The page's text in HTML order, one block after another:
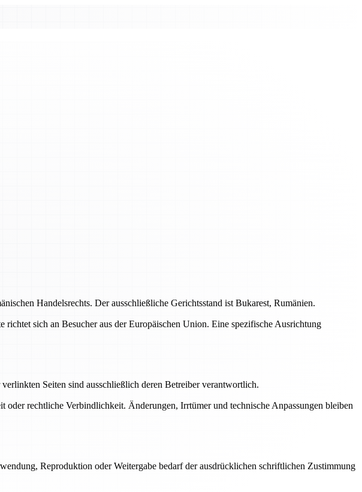
Handelsrechts. Der ausschließliche Gerichtsstand ist Bukarest, Rumänien.
sich an Besucher aus der Europäischen Union. Eine spezifische Ausrichtung
Seiten sind ausschließlich deren Betreiber verantwortlich.
rechtliche Verbindlichkeit. Änderungen, Irrtümer und technische Anpassungen bleiben
Reproduktion oder Weitergabe bedarf der ausdrücklichen schriftlichen Zustimmung